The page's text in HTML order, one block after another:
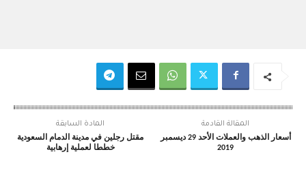
المادة السابقة
مقتل رجلين في مدينة الدمام السعودية
خططا لعملية إرهابية
المقالة القادمة
أسعار الذهب والعملات الأحد 29 ديسمبر
2019